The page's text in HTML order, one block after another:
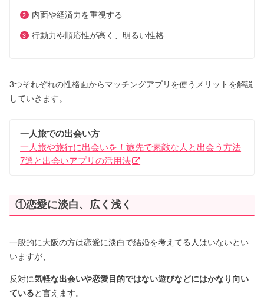
内面や経済力を重視する
行動力や順応性が高く、明るい性格
3つそれぞれの性格面からマッチングアプリを使うメリットを解説
していきます。
一人旅での出会い方
一人旅や旅行に出会いを！旅先で素敵な人と出会う方法
7選と出会いアプリの活用法
①恋愛に淡白、広く浅く
一般的に大阪の方は恋愛に淡白で結婚を考えてる人はいないとい
いますが、
反対に気軽な出会いや恋愛目的ではない遊びなどにはかなり向い
ていると言えます。